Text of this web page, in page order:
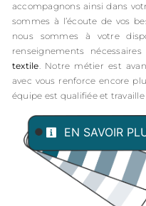
accompagnons ainsi dans
sommes à l’écoute de vos
nous sommes à votre
renseignements
textile. Notre métier est
avec vous renforce encore
équipe est qualifiée et
EN SAVOIR